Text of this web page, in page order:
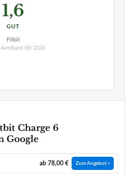
1,6
GUT
Fitbit
08/2026
Charge 6
Google
ab 78,00 € Zum Angebot »